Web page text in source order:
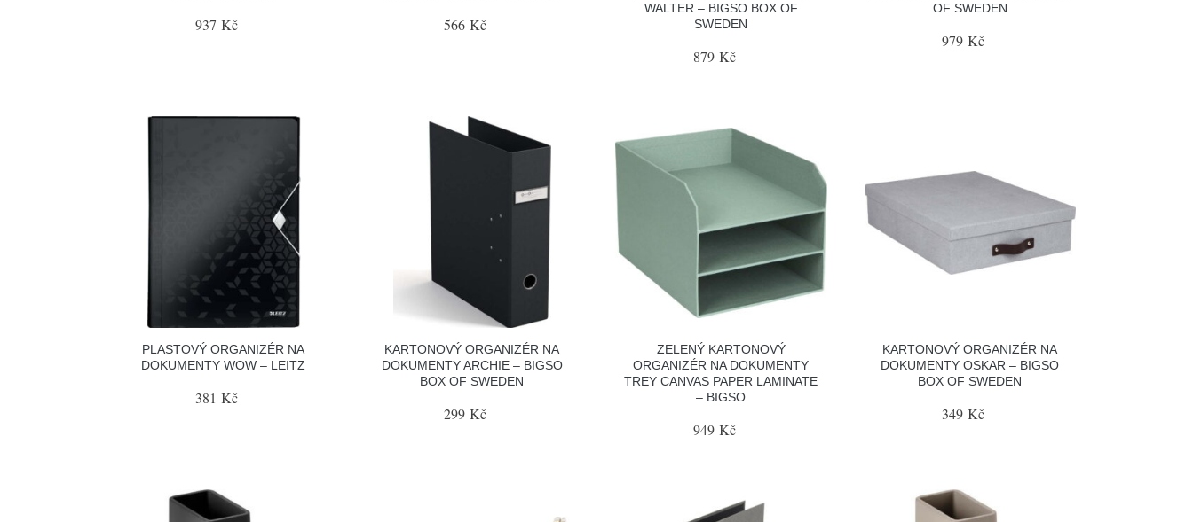
937 Kč 566 Kč
WALTER – BIGSO BOX OF
SWEDEN
879 Kč
OF SWEDEN
979 Kč
PLASTOVÝ ORGANIZÉR NA
DOKUMENTY WOW – LEITZ
381 Kč
KARTONOVÝ ORGANIZÉR NA
DOKUMENTY ARCHIE – BIGSO
BOX OF SWEDEN
299 Kč
ZELENÝ KARTONOVÝ
ORGANIZÉR NA DOKUMENTY
TREY CANVAS PAPER LAMINATE
– BIGSO
949 Kč
KARTONOVÝ ORGANIZÉR NA
DOKUMENTY OSKAR – BIGSO
BOX OF SWEDEN
349 Kč